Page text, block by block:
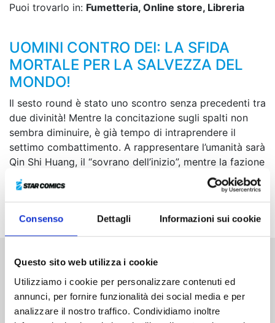
Consenso Dettagli Informazioni sui cookie
Questo sito web utilizza i cookie
Utilizziamo i cookie per personalizzare contenuti ed
annunci, per fornire funzionalità dei social media e per
analizzare il nostro traffico. Condividiamo inoltre
Puoi trovarlo in: Fumetteria, Online store, Libreria
UOMINI CONTRO DEI: LA SFIDA
MORTALE PER LA SALVEZZA DEL
MONDO!
Il sesto round è stato uno scontro senza precedenti tra
due divinità! Mentre la concitazione sugli spalti non
sembra diminuire, è già tempo di intraprendere il
settimo combattimento. A rappresentare l’umanità sarà
Qin Shi Huang, il “sovrano dell’inizio”, mentre la fazione
degli dei vedrà la partecipazione straordinaria di Ade,
il re degli inferi! Comincia l’incontro per stabilire chi tra
loro sia il sovrano più forte!
Altri volumi della serie